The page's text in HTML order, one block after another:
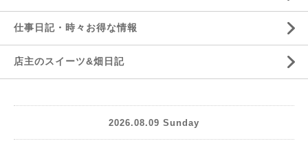
仕事日記・時々お得な情報
店主のスイーツ&畑日記
2026.08.09 Sunday